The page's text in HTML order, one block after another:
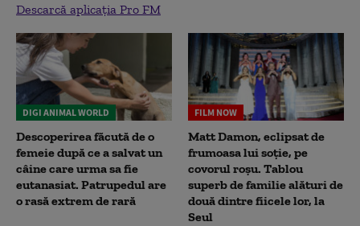
Descarcă aplicația Pro FM
DIGI ANIMAL WORLD
Descoperirea făcută de o
femeie după ce a salvat un
câine care urma sa fie
eutanasiat. Patrupedul are
o rasă extrem de rară
FILM NOW
Matt Damon, eclipsat de
frumoasa lui soție, pe
covorul roșu. Tablou
superb de familie alături de
două dintre fiicele lor, la
Seul